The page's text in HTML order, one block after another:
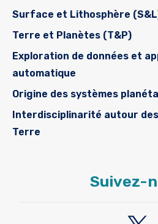
Surface et Lithosphère
Terre et Planètes (T&P)
Exploration de données et
automatique
Origine des systèmes
Interdisciplinarité autour
Terre
Suivez-